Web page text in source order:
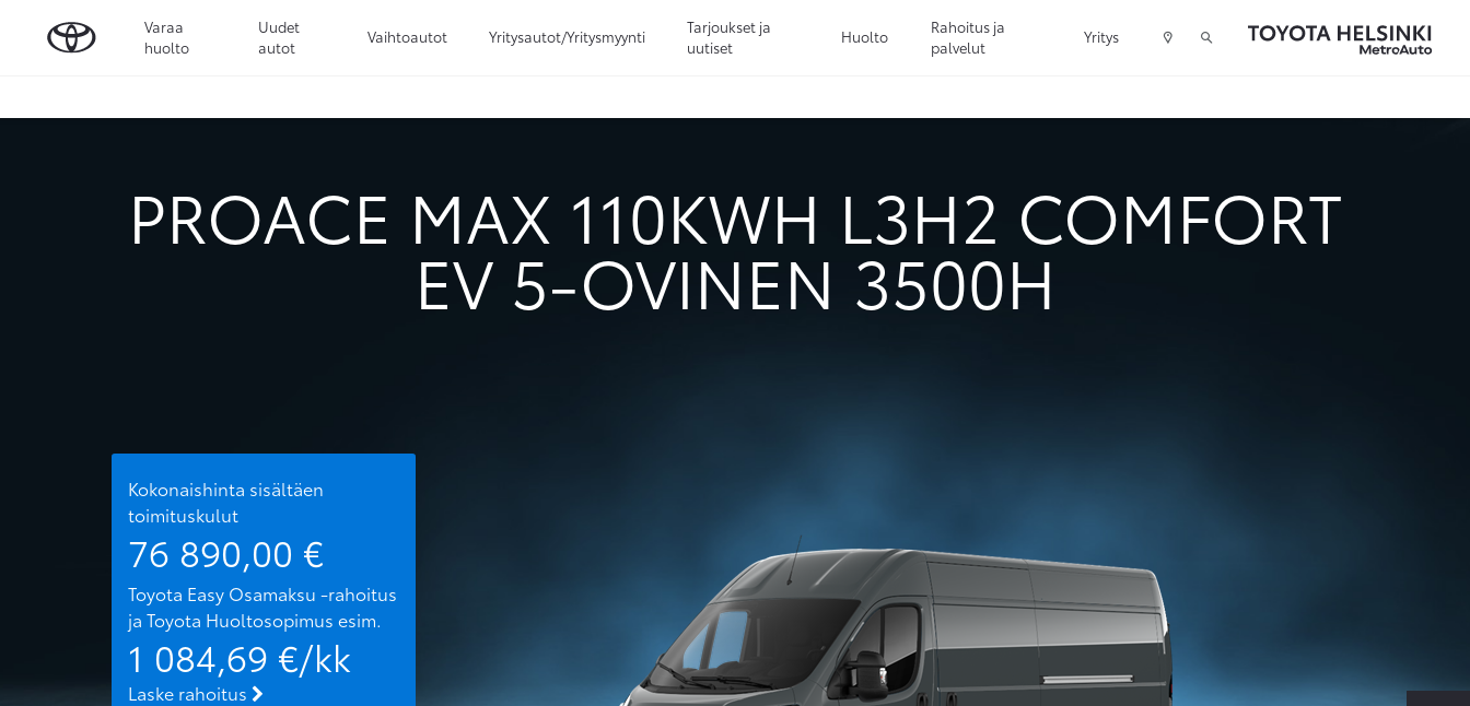
Varaa
huolto
Uudet
autot
Vaihtoautot Yritysautot/Yritysmyynti
Tarjoukset ja
uutiset
Huolto
Rahoitus ja
palvelut
Yritys
PROACE MAX 110KWH L3H2 COMFORT
EV 5-OVINEN 3500H
Kokonaishinta sisältäen
toimituskulut
76 890,00 €
Toyota Easy Osamaksu -rahoitus
ja Toyota Huoltosopimus esim.
1 084,69 €/kk
Laske rahoitus